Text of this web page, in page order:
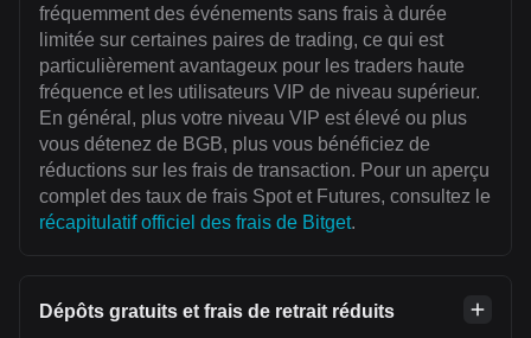
fréquemment des événements sans frais à durée
limitée sur certaines paires de trading, ce qui est
particulièrement avantageux pour les traders haute
fréquence et les utilisateurs VIP de niveau supérieur.
En général, plus votre niveau VIP est élevé ou plus
vous détenez de BGB, plus vous bénéficiez de
réductions sur les frais de transaction. Pour un aperçu
complet des taux de frais Spot et Futures, consultez le
récapitulatif officiel des frais de Bitget.
Dépôts gratuits et frais de retrait réduits